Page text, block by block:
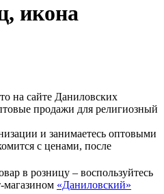
икона
на сайте Даниловских
продажи для религиозный
и занимаетесь оптовыми
с ценами, после
в розницу – воспользуйтесь
«Даниловский»